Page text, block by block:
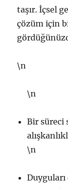
taşır. İçsel
çözüm için
\n
\n
Bir süreci
\n